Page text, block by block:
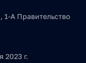
1-А Правительство
2023 г.